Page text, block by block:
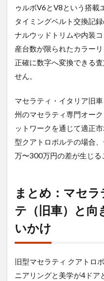
ゥルボV6とV8という搭載
タイミングベルト交換記
ナルウッドトリムや内装
産台数が限られたカラー
正確に数字へ変換できる
せん。
マセラティ・イタリア旧
州のマセラティ専門オー
ットワークを通じて適正
型クアトロポルテの場合
万〜300万円の差が生じる
まとめ：マセ
テ（旧車）と向
いかけ
旧型マセラティ クアトロ
ニアリングと美学が4ドア